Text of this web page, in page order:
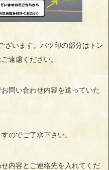
ざいます。バツ印の部分はトン
遠慮ください。
問い合わせ内容を送っていた
のでご了承下さい。
内容とご連絡先を入れてくだ